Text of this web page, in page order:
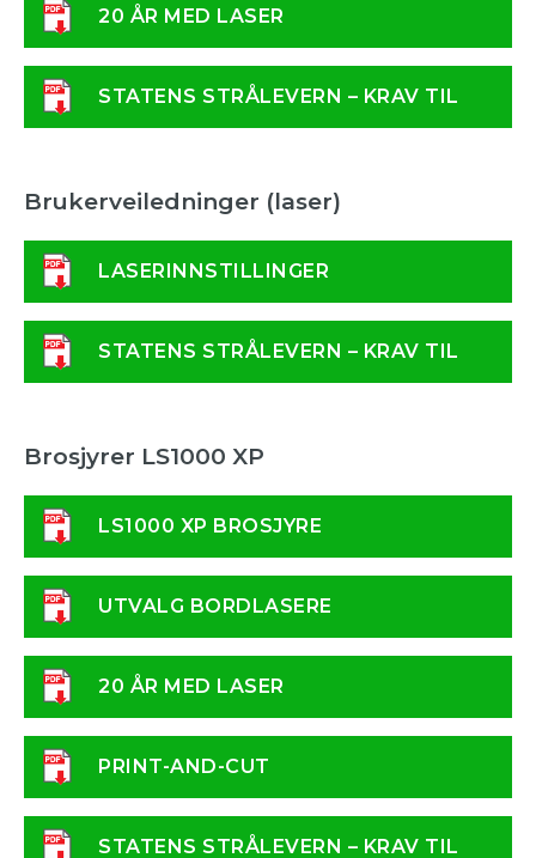
20 ÅR MED LASER
STATENS STRÅLEVERN – KRAV TIL
Brukerveiledninger (laser)
LASERINNSTILLINGER
STATENS STRÅLEVERN – KRAV TIL
Brosjyrer LS1000 XP
LS1000 XP BROSJYRE
UTVALG BORDLASERE
20 ÅR MED LASER
PRINT-AND-CUT
STATENS STRÅLEVERN – KRAV TIL